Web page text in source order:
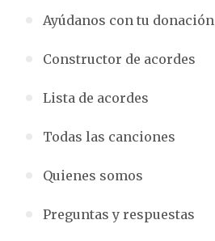
Ayúdanos con tu donación
Constructor de acordes
Lista de acordes
Todas las canciones
Quienes somos
Preguntas y respuestas